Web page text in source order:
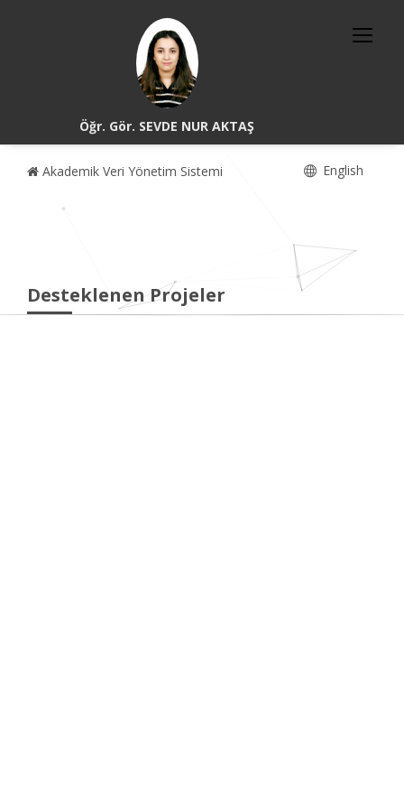
Öğr. Gör. SEVDE NUR AKTAŞ
Akademik Veri Yönetim Sistemi English
Desteklenen Projeler